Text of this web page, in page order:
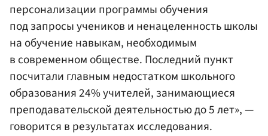
персонализации программы обучения
под запросы учеников и ненацеленность школы
на обучение навыкам, необходимым
в современном обществе. Последний пункт
посчитали главным недостатком школьного
образования 24% учителей, занимающиеся
преподавательской деятельностью до 5 лет», —
говорится в результатах исследования.